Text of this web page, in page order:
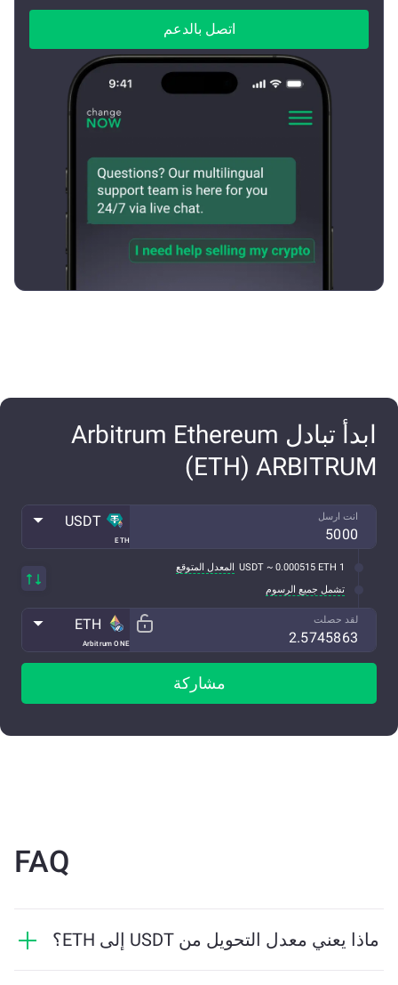
اتصل بالدعم
ابدأ تبادل Arbitrum Ethereum
(ETH) ARBITRUM
انت ارسل
ETH
USDT
1 USDT ~ 0.000515 ETH
المعدل المتوقع
تشمل جميع الرسوم
لقد حصلت
Arbitrum ONE
ETH
مشاركة
FAQ
ماذا يعني معدل التحويل من USDT إلى ETH؟